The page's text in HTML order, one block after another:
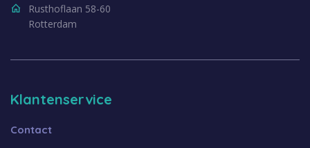
Rusthoflaan 58-60
Rotterdam
Klantenservice
Contact